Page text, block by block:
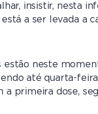
insistir, nesta
está a ser levada a
estão neste
até quarta-
a primeira dose,